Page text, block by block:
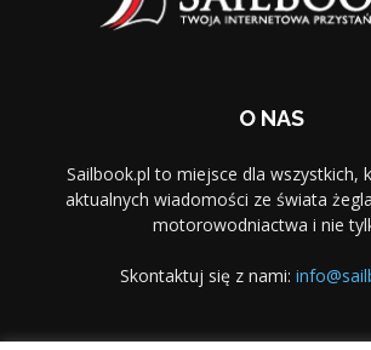
O NAS
Sailbook.pl to miejsce dla wszystkich,
aktualnych wiadomości ze świata
motorowodniactwa i nie
Skontaktuj się z nami: